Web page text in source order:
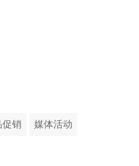
销 媒体活动